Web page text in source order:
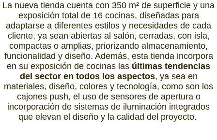
La nueva tienda cuenta con 350 m² de superficie y una
exposición total de 16 cocinas, diseñadas para
adaptarse a diferentes estilos y necesidades de cada
cliente, ya sean abiertas al salón, cerradas, con isla,
compactas o amplias, priorizando almacenamiento,
funcionalidad y diseño. Además, esta tienda incorpora
en su exposición de cocinas las últimas tendencias
del sector en todos los aspectos, ya sea en
materiales, diseño, colores y tecnología, como son los
cajones push, el uso de sensores de apertura o
incorporación de sistemas de iluminación integrados
que elevan el diseño y la calidad del proyecto.